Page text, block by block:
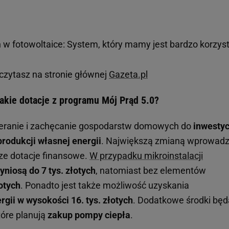
w fotowoltaice: System, który mamy jest bardzo
na stronie głównej Gazeta.pl
dotacje z programu Mój Prąd 5.0?
i zachęcanie gospodarstw domowych do
własnej energii. Największą zmianą
dotacje finansowe. W przypadku mikroinstalacji
do 7 tys. złotych, natomiast bez elementów
. Ponadto jest także możliwość uzyskania
w wysokości 16. tys. złotych. Dodatkowe środki
planują zakup pompy ciepła.